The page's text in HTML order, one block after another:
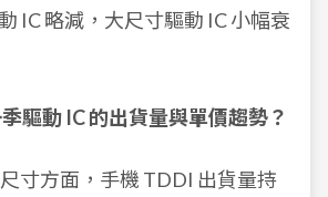
IC 略減，大尺寸驅動 IC 小幅衰
驅動 IC 的出貨量與單價趨勢？
寸方面，手機 TDDI 出貨量持